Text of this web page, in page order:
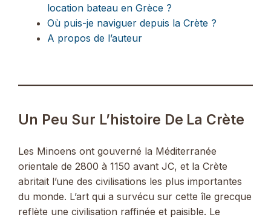
location bateau en Grèce ?
Où puis-je naviguer depuis la Crète ?
A propos de l’auteur
Un Peu Sur L’histoire De La Crète
Les Minoens ont gouverné la Méditerranée
orientale de 2800 à 1150 avant JC, et la Crète
abritait l’une des civilisations les plus importantes
du monde. L’art qui a survécu sur cette île grecque
reflète une civilisation raffinée et paisible. Le